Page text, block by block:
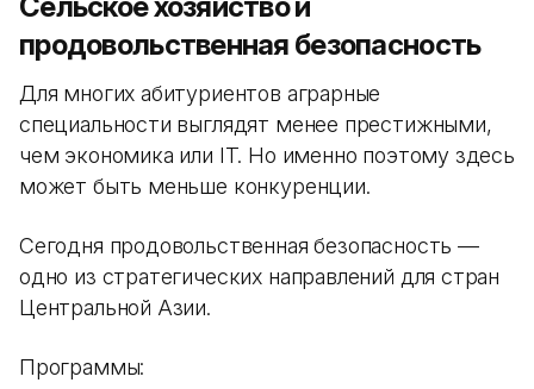
продовольственная безопасность
Для многих абитуриентов аграрные
специальности выглядят менее престижными,
чем экономика или IT. Но именно поэтому здесь
может быть меньше конкуренции.
Сегодня продовольственная безопасность —
одно из стратегических направлений для стран
Центральной Азии.
Программы: